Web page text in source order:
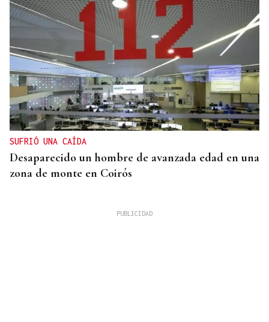
SUFRIÓ UNA CAÍDA
Desaparecido un hombre de avanzada edad en una
zona de monte en Coirós